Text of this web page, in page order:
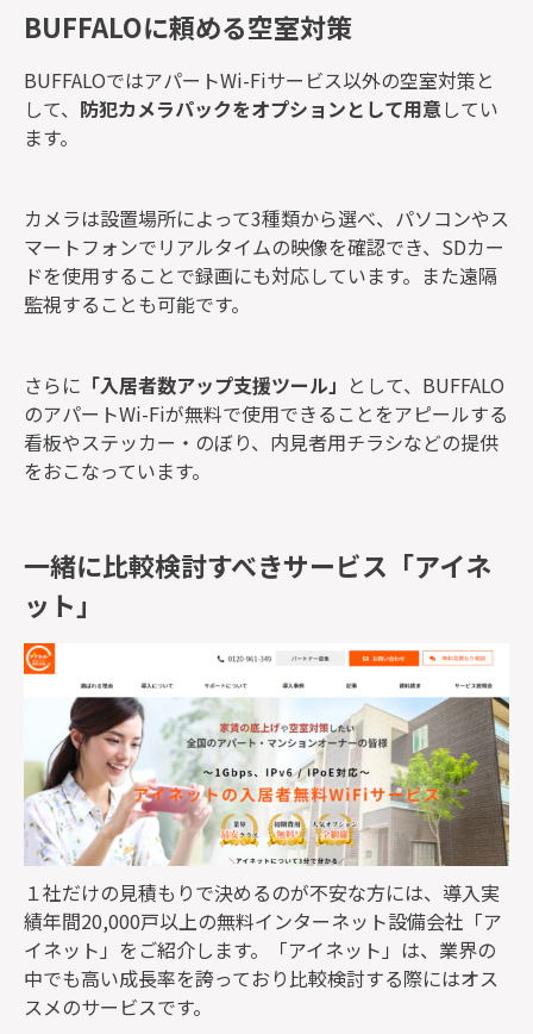
BUFFALOに頼める空室対策
BUFFALOではアパートWi-Fiサービス以外の空室対策と
して、 防犯カメラパックをオプションとして用意してい
ます。
カメラは設置場所によって3種類から選べ、パソコンやス
マートフォンでリアルタイムの映像を確認でき、SDカー
ドを使用することで録画にも対応しています。また遠隔
監視することも可能です。
さらに 「入居者数アップ支援ツール」 として、BUFFALO
のアパートWi-Fiが無料で使用できることをアピールする
看板やステッカー・のぼり、内見者用チラシなどの提供
をおこなっています。
一緒に比較検討すべきサービス「アイネ
ット」
１社だけの見積もりで決めるのが不安な方には、導入実
績年間20,000戸以上の無料インターネット設備会社「ア
イネット」をご紹介します。「アイネット」は、業界の
中でも高い成長率を誇っており比較検討する際にはオス
スメのサービスです。